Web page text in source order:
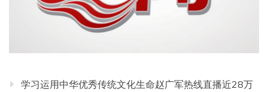
学习运用中华优秀传统文化生命赵广军热线直播近28万